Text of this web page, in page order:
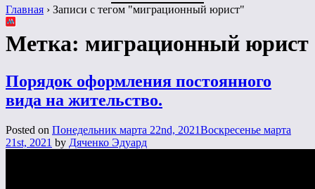
Главная › Записи с тегом "миграционный юрист"
Метка: миграционный юрист
Порядок оформления постоянного
вида на жительство.
Posted on Понедельник марта 22nd, 2021Воскресенье марта
21st, 2021 by Дяченко Эдуард